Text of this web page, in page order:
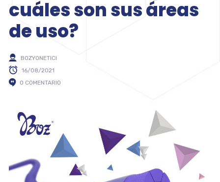
cuáles son sus áreas
de uso?
BOZYONETICI
16/08/2021
0 COMENTARIO